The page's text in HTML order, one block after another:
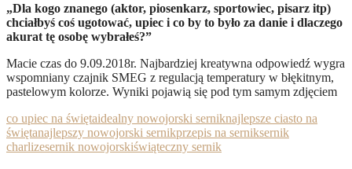
„Dla kogo znanego (aktor, piosenkarz, sportowiec, pisarz itp)
chciałbyś coś ugotować, upiec i co by to było za danie i dlaczego
akurat tę osobę wybrałeś?”
Macie czas do 9.09.2018r. Najbardziej kreatywna odpowiedź wygra
wspomniany czajnik SMEG z regulacją temperatury w błękitnym,
pastelowym kolorze. Wyniki pojawią się pod tym samym zdjęciem
co upiec na świętaidealny nowojorski serniknajlepsze ciasto na
świętanajlepszy nowojorski sernikprzepis na serniksernik
charlizesernik nowojorskiświąteczny sernik